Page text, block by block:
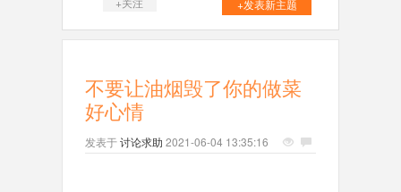
+发表新主题
不要让油烟毁了你的做菜
好心情
发表于讨论求助 2021-06-04 13:35:16